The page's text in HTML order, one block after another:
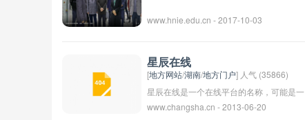
www.hnie.edu.cn - 2017-10-03
星辰在线
[地方网站/湖南/地方门户] 人气 (35866)
星辰在线是一个在线平台的名称，可能是一
个新闻、娱乐、科技或其他类型的网站。具
www.changsha.cn - 2013-06-20